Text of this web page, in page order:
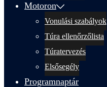
Motoron
Vonulási szabályok
Túra ellenőrzőlista
Túratervezés
Elsősegély
Programnaptár